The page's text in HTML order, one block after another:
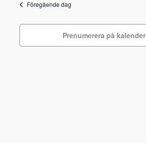
Föregående dag
Prenumerera på kalender